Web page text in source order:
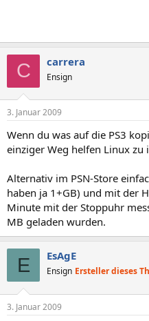
C carrera
Ensign
3. Januar 2009
Wenn du was auf die PS3
einziger Weg helfen Linux zu
Alternativ im PSN-Store
haben ja 1+GB) und mit der
Minute mit der Stoppuhr
MB geladen wurden.
E EsAgE
Ensign Ersteller dieses
3. Januar 2009